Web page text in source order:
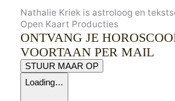
Nathalie Kriek is astroloog en
Open Kaart Producties
ONTVANG JE
VOORTAAN PER MAIL
STUUR MAAR OP
Loading…